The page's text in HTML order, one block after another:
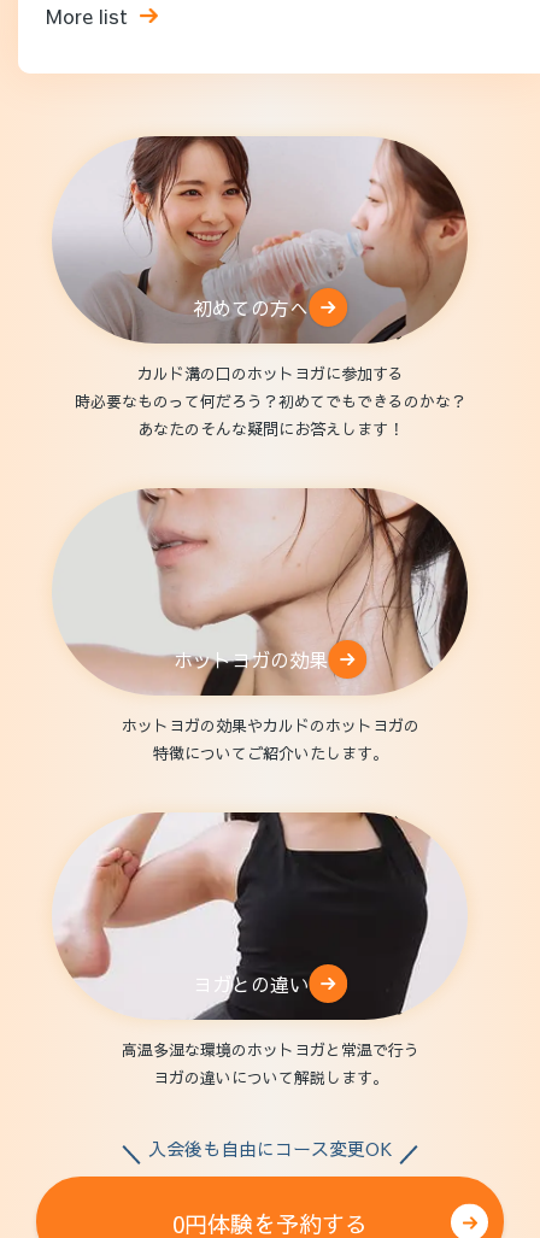
More list
初めての方へ
カルド溝の口のホットヨガに参加する
時必要なものって何だろう？初めてでもできるのかな？
あなたのそんな疑問にお答えします！
ホットヨガの効果
ホットヨガの効果やカルドのホットヨガの
特徴についてご紹介いたします。
ヨガとの違い
高温多湿な環境のホットヨガと常温で行う
ヨガの違いについて解説します。
入会後も自由にコース変更OK
0円体験を予約する